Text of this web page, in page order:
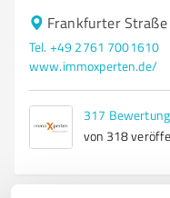
Frankfurter
Tel. +49 2761 7001610
www.immoxperten.de/
317
von 318